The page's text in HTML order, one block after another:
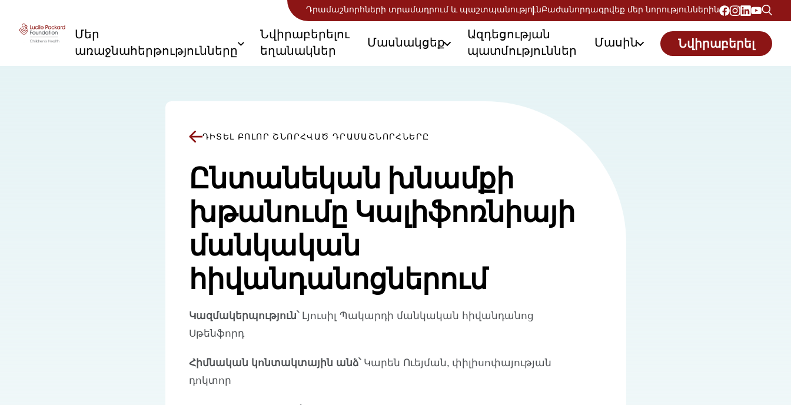
Դրամաշնորհների տրամադրում և պաշտպանությունԲաժանորդագրվեք մեր նորություններին
Մեր
առաջնահերթությունները
Նվիրաբերելու
եղանակներ
Մասնակցեք
Ազդեցության
պատմություններ
Մասին Նվիրաբերել
ԴԻՏԵԼ ԲՈԼՈՐ ՇՆՈՐՀՎԱԾ ԴՐԱՄԱՇՆՈՐՀՆԵՐԸ
Ընտանեկան խնամքի
խթանումը Կալիֆոռնիայի
մանկական
հիվանդանոցներում
Կազմակերպություն՝
Լյուսիլ Պակարդի մանկական հիվանդանոց
Սթենֆորդ
Հիմնական կոնտակտային անձ՝ Կարեն Ուեյման, փիլիսոփայության
դոկտոր